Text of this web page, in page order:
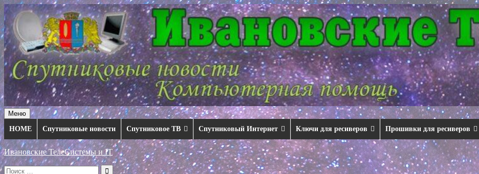
Перейти
к
содержимому
Меню
HOME
Спутниковые новости Спутниковое ТВ Спутниковый Интернет Ключи для ресиверов Прошивки для ресиверов
Ивановские ТелеСистемы и IT
Искать: